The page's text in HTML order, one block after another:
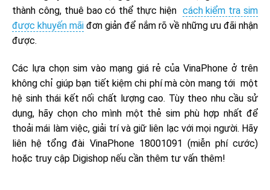
thành công, thuê bao có thể thực hiện cách kiểm tra sim
được khuyến mãi đơn giản để nắm rõ về những ưu đãi nhận
được.
Các lựa chọn sim vào mạng giá rẻ của VinaPhone ở trên
không chỉ giúp bạn tiết kiệm chi phí mà còn mang tới một
hệ sinh thái kết nối chất lượng cao. Tùy theo nhu cầu sử
dụng, hãy chọn cho mình một thẻ sim phù hợp nhất để
thoải mái làm việc, giải trí và giữ liên lạc với mọi người. Hãy
liên hệ tổng đài VinaPhone 18001091 (miễn phí cước)
hoặc truy cập Digishop nếu cần thêm tư vấn thêm!